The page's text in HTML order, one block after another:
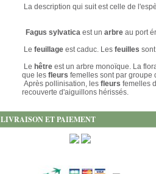
La description qui suit est celle de
Fagus sylvatica est un arbre au port
Le feuillage est caduc. Les feuilles
Le hêtre est un arbre monoïque. La
que les fleurs femelles sont par groupe
Après pollinisation, les fleurs femelles
recouverte d'aiguillons hérissés.
LIVRAISON ET PAIEMENT